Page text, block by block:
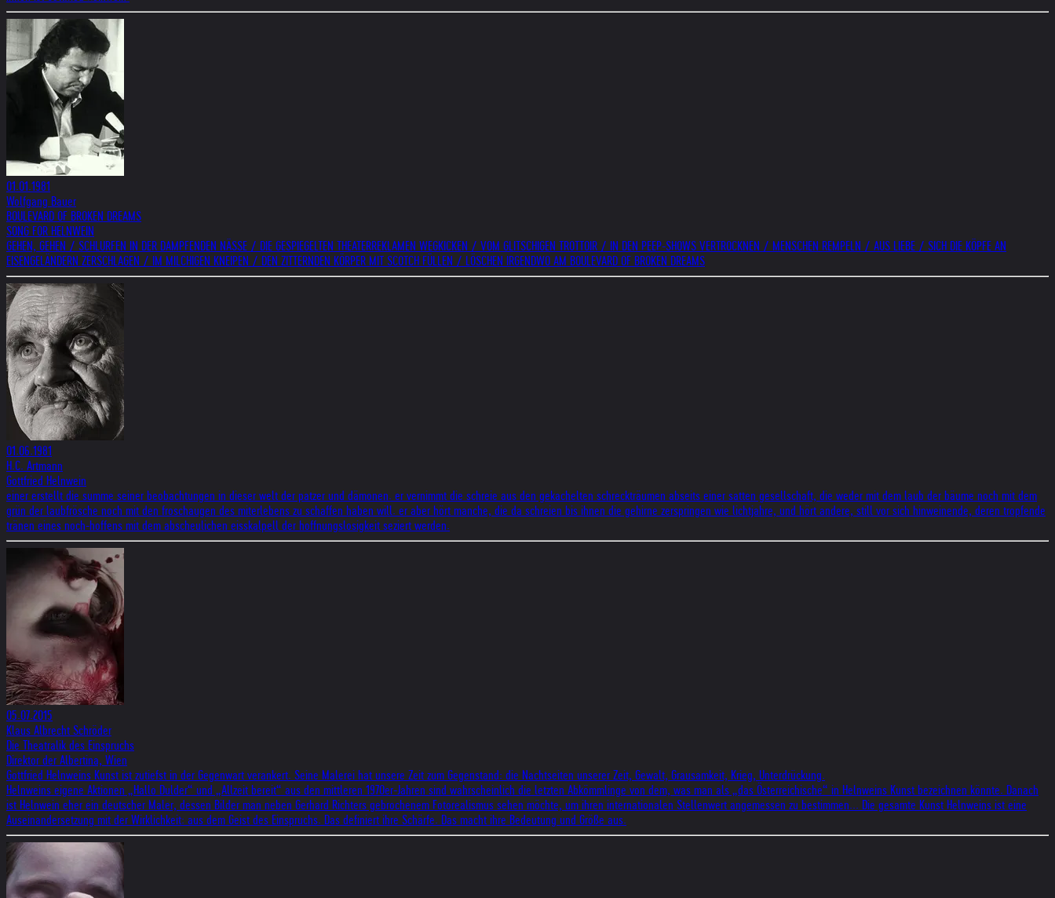
01.01.1981
Wolfgang Bauer
BOULEVARD OF BROKEN DREAMS
SONG FOR HELNWEIN
GEHEN, GEHEN / SCHLURFEN IN DER DAMPFENDEN NÄSSE / DIE GESPIEGELTEN THEATERREKLAMEN WEGKICKEN / VOM GLITSCHIGEN TROTTOIR / IN DEN PEEP-SHOWS VERTROCKNEN / MENSCHEN REMPELN / AUS LIEBE / SICH DIE KÖPFE AN
EISENGELÄNDERN ZERSCHLAGEN / IM MILCHIGEN KNEIPEN / DEN ZITTERNDEN KÖRPER MIT SCOTCH FÜLLEN / LÖSCHEN IRGENDWO AM BOULEVARD OF BROKEN DREAMS
01.06.1981
H.C. Artmann
Gottfried Helnwein
einer erstellt die summe seiner beobachtungen in dieser welt der patzer und dämonen. er vernimmt die schreie aus den gekachelten schreckträumen abseits einer satten gesellschaft, die weder mit dem laub der bäume noch mit dem
grün der laubfrösche noch mit den froschaugen des miterlebens zu schaffen haben will. er aber hört manche, die da schreien bis ihnen die gehirne zerspringen wie lichtjahre, und hört andere, still vor sich hinweinende, deren tropfende
tränen eines noch-hoffens mit dem abscheulichen eisskalpell der hoffnungslosigkeit seziert werden.
05.07.2015
Klaus Albrecht Schröder
Die Theatralik des Einspruchs
Direktor der Albertina, Wien
Gottfried Helnweins Kunst ist zutiefst in der Gegenwart verankert. Seine Malerei hat unsere Zeit zum Gegenstand: die Nachtseiten unserer Zeit, Gewalt, Grausamkeit, Krieg, Unterdrückung.
Helnweins eigene Aktionen „Hallo Dulder“ und „Allzeit bereit“ aus den mittleren 1970er-Jahren sind wahrscheinlich die letzten Abkömmlinge von dem, was man als „das Österreichische“ in Helnweins Kunst bezeichnen könnte. Danach
ist Helnwein eher ein deutscher Maler, dessen Bilder man neben Gerhard Richters gebrochenem Fotorealismus sehen möchte, um ihren internationalen Stellenwert angemessen zu bestimmen... Die gesamte Kunst Helnweins ist eine
Auseinandersetzung mit der Wirklichkeit: aus dem Geist des Einspruchs. Das definiert ihre Schärfe. Das macht ihre Bedeutung und Größe aus.